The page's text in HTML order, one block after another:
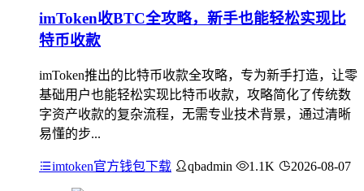
imToken收BTC全攻略，新手也能轻松实现比
特币收款
imToken推出的比特币收款全攻略，专为新手打造，让零
基础用户也能轻松实现比特币收款，攻略简化了传统数
字资产收款的复杂流程，无需专业技术背景，通过清晰
易懂的步...
imtoken官方钱包下载 qbadmin 1.1K 2026-08-07